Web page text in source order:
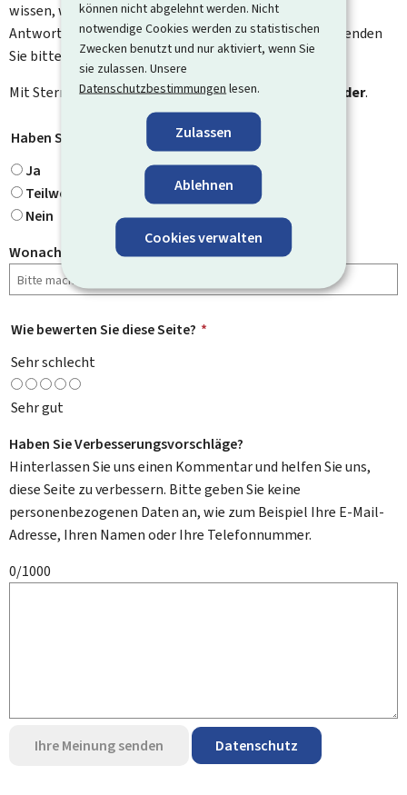
können nicht abgelehnt werden. Nicht
notwendige Cookies werden zu statistischen
Zwecken benutzt und nur aktiviert, wenn Sie
sie zulassen. Unsere
Datenschutzbestimmungen lesen.
Zulassen
Ablehnen
Cookies verwalten
wissen, was wir verbessern können. Sie erhalten keine
Antwort auf Ihr Feedback. Für spezifische Fragen verwenden
Sie bitte das Kontaktformular.
Mit Stern gekennzeichnete Felder ( * ) sind Pflichtfelder.
Haben Sie gefunden, wonach Sie gesucht haben?
Ja
Teilweise
Nein
Wonach haben Sie gesucht?
Wie bewerten Sie diese Seite? *
Sehr schlecht
Sehr gut
Haben Sie Verbesserungsvorschläge?
Hinterlassen Sie uns einen Kommentar und helfen Sie uns,
diese Seite zu verbessern. Bitte geben Sie keine
personenbezogenen Daten an, wie zum Beispiel Ihre E-Mail-
Adresse, Ihren Namen oder Ihre Telefonnummer.
0/1000
Ihre Meinung senden Datenschutz